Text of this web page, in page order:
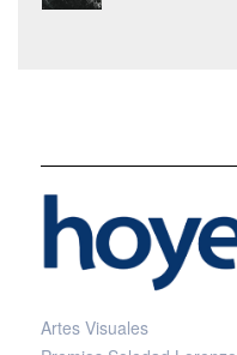
Artes Visuales